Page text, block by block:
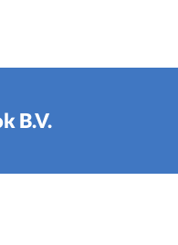
B.V.